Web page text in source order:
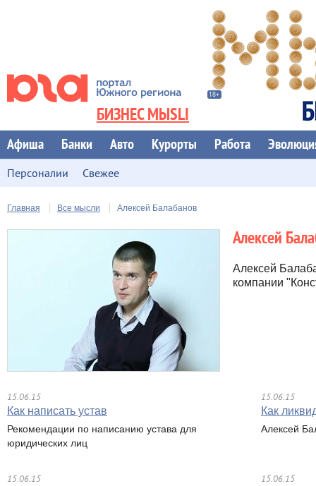
БИЗНЕС МЫSLI
Афиша Банки Авто Курорты Работа
Персоналии Свежее
Главная Все мысли Алексей Балабанов
Алексей
Алексей
компании
15.06.15
Как написать устав
Рекомендации по написанию устава для
юридических лиц
15.06.15
Как
Алексей
15.06.15 15.06.15